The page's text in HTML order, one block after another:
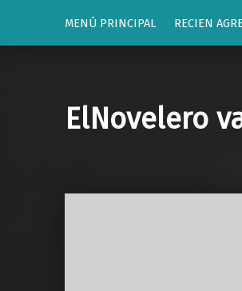
MENÚ PRINCIPAL RECIEN
ElNovelero